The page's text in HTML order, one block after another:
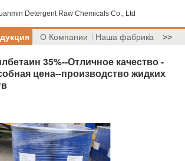
Detergent Raw Chemicals Co., Ltd
О Компании Наша фабрика >>
35%--Отличное качество -
цена--производство жидких